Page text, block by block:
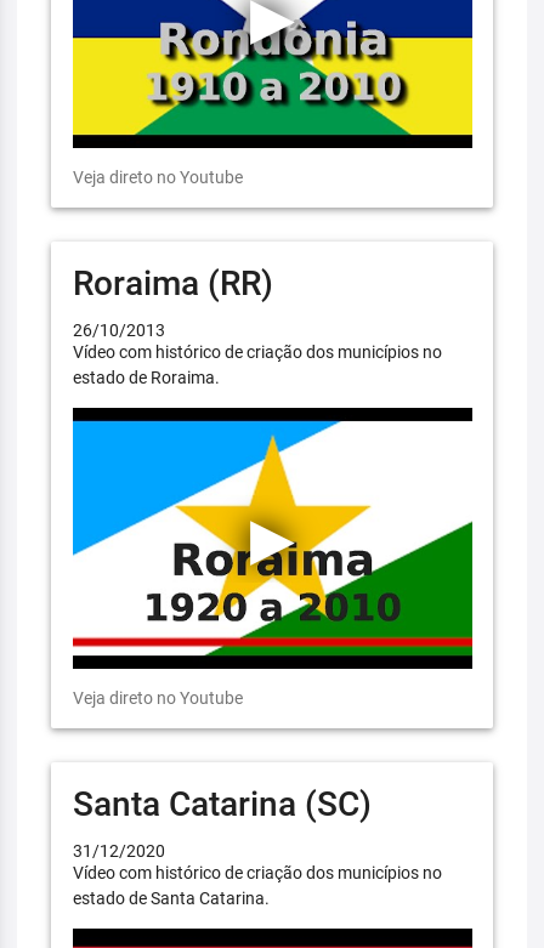
Veja direto no Youtube
Roraima (RR)
26/10/2013
Vídeo com histórico de criação dos municípios no
estado de Roraima.
Veja direto no Youtube
Santa Catarina (SC)
31/12/2020
Vídeo com histórico de criação dos municípios no
estado de Santa Catarina.